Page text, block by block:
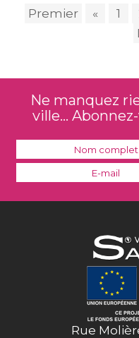
Premier « 1
Ne manquez
ville...
Rue